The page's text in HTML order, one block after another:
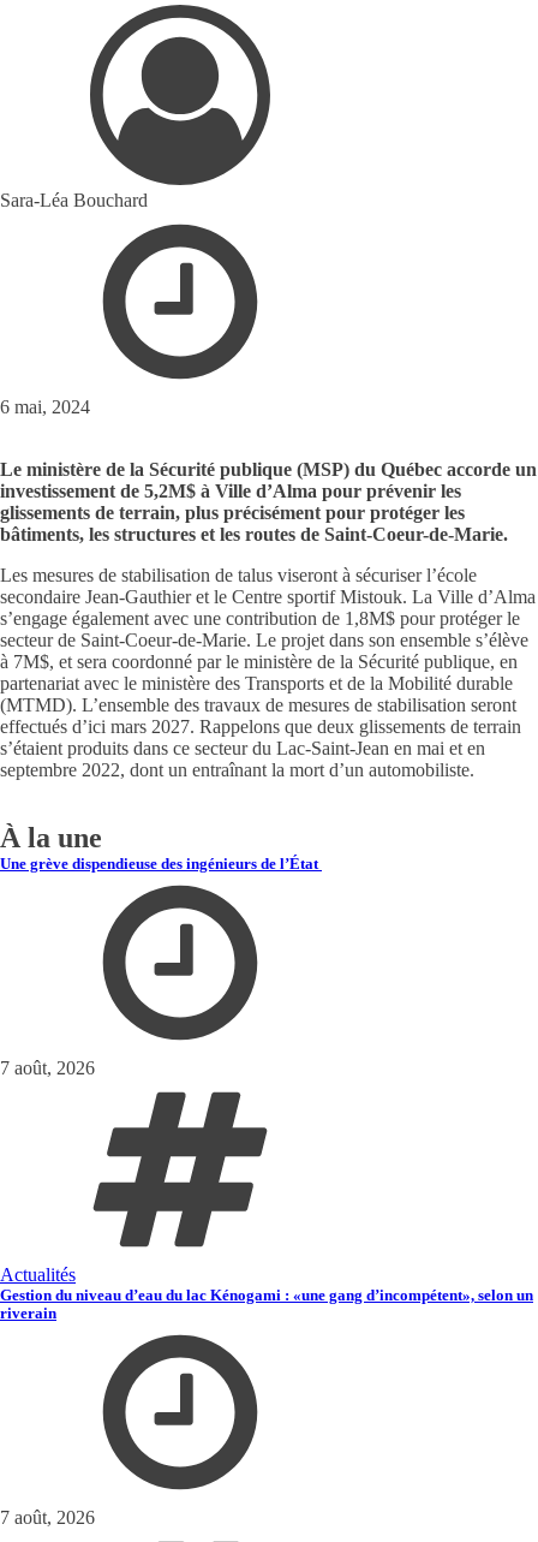
Sara-Léa Bouchard
6 mai, 2024
Le ministère de la Sécurité publique (MSP) du Québec accorde un
investissement de 5,2M$ à Ville d’Alma pour prévenir les
glissements de terrain, plus précisément pour protéger les
bâtiments, les structures et les routes de Saint-Coeur-de-Marie.
Les mesures de stabilisation de talus viseront à sécuriser l’école
secondaire Jean-Gauthier et le Centre sportif Mistouk. La Ville d’Alma
s’engage également avec une contribution de 1,8M$ pour protéger le
secteur de Saint-Coeur-de-Marie. Le projet dans son ensemble s’élève
à 7M$, et sera coordonné par le ministère de la Sécurité publique, en
partenariat avec le ministère des Transports et de la Mobilité durable
(MTMD). L’ensemble des travaux de mesures de stabilisation seront
effectués d’ici mars 2027. Rappelons que deux glissements de terrain
s’étaient produits dans ce secteur du Lac-Saint-Jean en mai et en
septembre 2022, dont un entraînant la mort d’un automobiliste.
À la une
Une grève dispendieuse des ingénieurs de l’État
7 août, 2026
Actualités
Gestion du niveau d’eau du lac Kénogami : «une gang d’incompétent», selon un
riverain
7 août, 2026